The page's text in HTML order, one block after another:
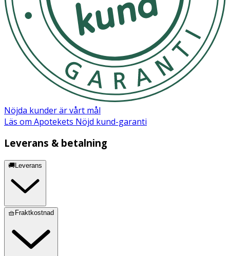
Please be aware that ingredient lists may change or vary
from time to time. To confirm that an IDUN Minerals
product is suitable for you, please check the ingredients
list on the product packaging.
Nöjda kunder är vårt mål
Läs om Apotekets Nöjd kund-garanti
Leverans & betalning
🚚Leverans
🧺Fraktkostnad